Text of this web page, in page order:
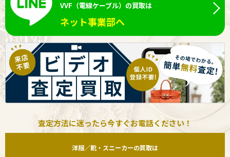
VVF（電線ケーブル）の買取は
ネット事業部へ
査定方法に迷ったら今すぐお電話ください！
洋服／靴・スニーカーの買取は